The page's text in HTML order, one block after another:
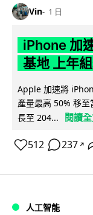
Vin 1 日
iPhone 加
基地 上年
Apple 加速將
產量最高 50% 移
長至 204...
閱讀
512 237 ↗
人工智能